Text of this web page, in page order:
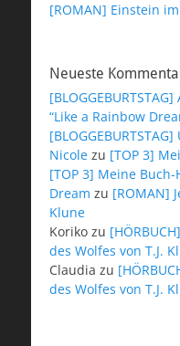
[ROMAN] Einstein
Neueste
“Like a Rainbow
Nicole zu [TOP 3]
[TOP 3] Meine
Dream zu [ROMAN]
Klune
Koriko zu
des Wolfes von T.J.
Claudia zu
des Wolfes von T.J.